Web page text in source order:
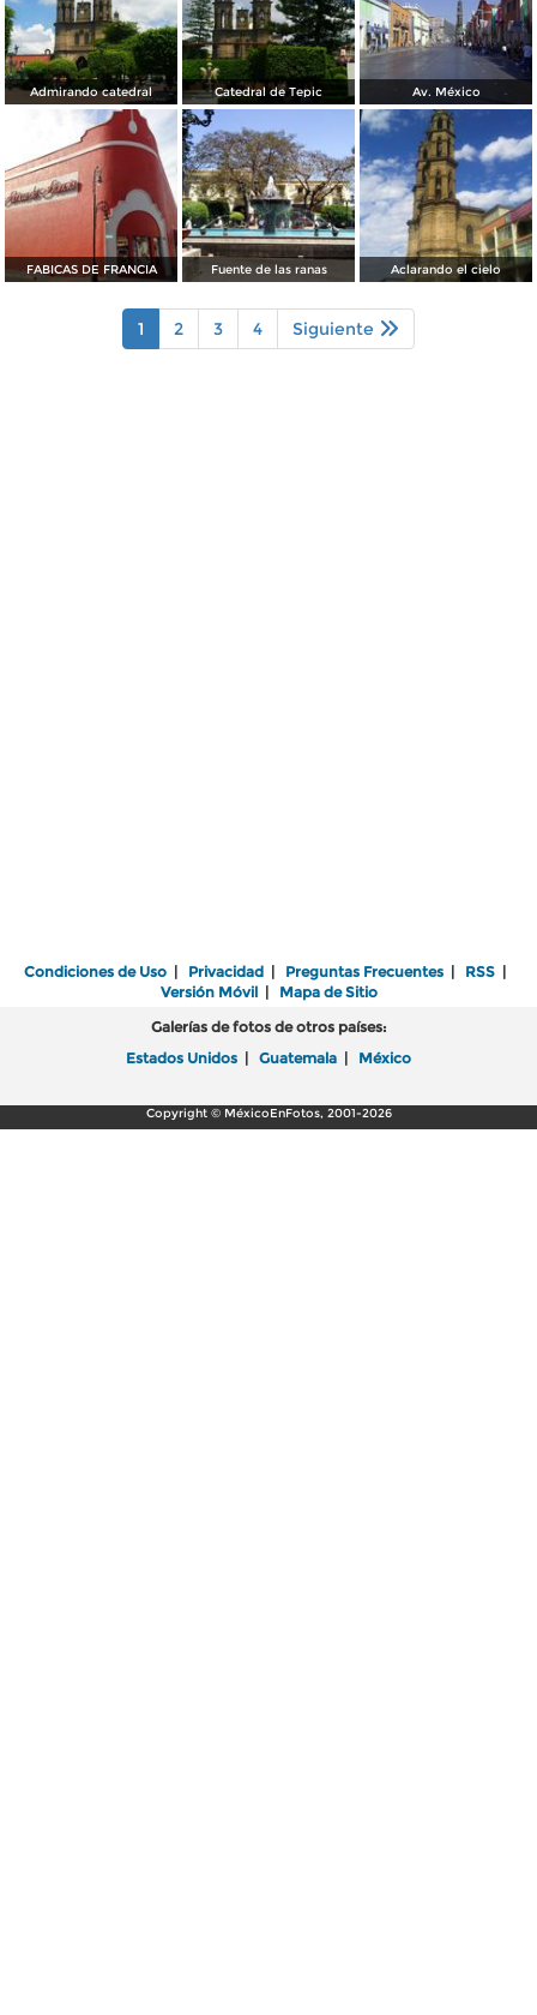
Admirando catedral Catedral de Tepic Av. México
FABICAS DE FRANCIA Fuente de las ranas Aclarando el cielo
1 2 3 4 Siguiente
Condiciones de Uso | Privacidad | Preguntas Frecuentes | RSS |
Versión Móvil| Mapa de Sitio
Galerías de fotos de otros países:
Estados Unidos | Guatemala | México
Copyright © MéxicoEnFotos, 2001-2026